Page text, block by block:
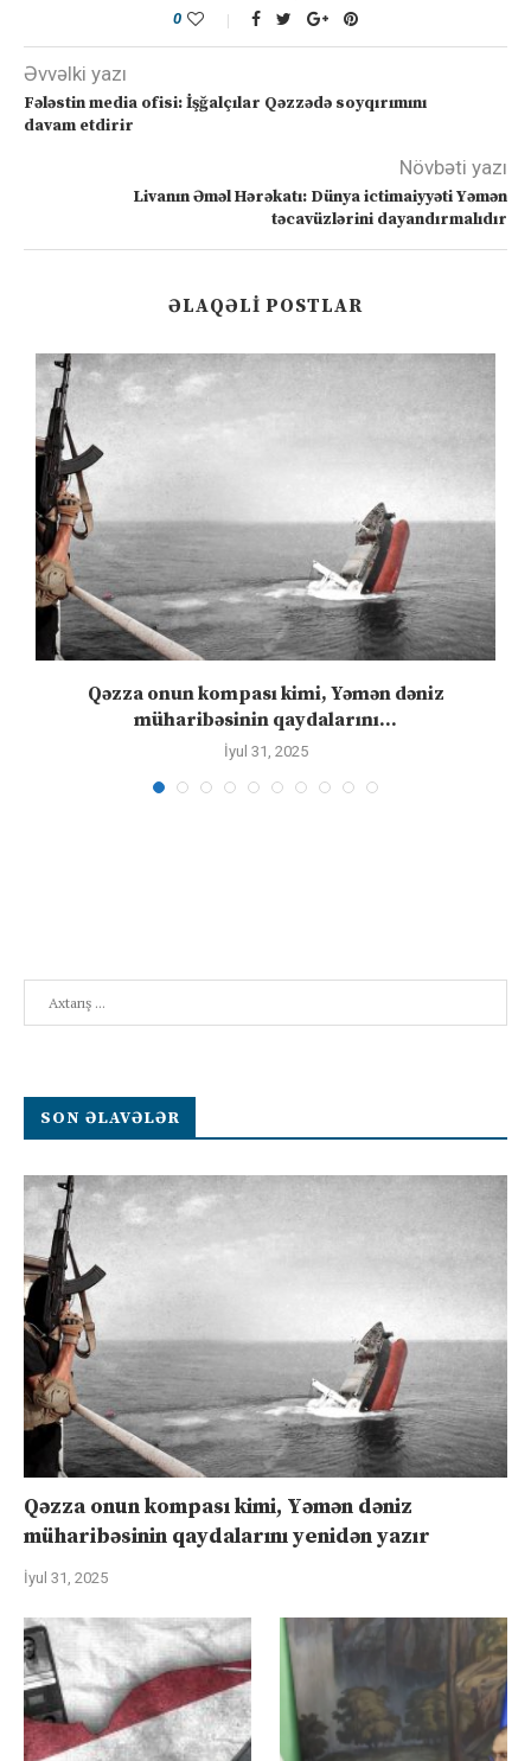
0
Əvvəlki yazı
Fələstin media ofisi: İşğalçılar Qəzzədə soyqırımını
davam etdirir
Növbəti yazı
Livanın Əməl Hərəkatı: Dünya ictimaiyyəti Yəmən
təcavüzlərini dayandırmalıdır
ƏLAQƏLI POSTLAR
Qəzza onun kompası kimi, Yəmən dəniz
müharibəsinin qaydalarını...
İyul 31, 2025
SON ƏLAVƏLƏR
Qəzza onun kompası kimi, Yəmən dəniz
müharibəsinin qaydalarını yenidən yazır
İyul 31, 2025